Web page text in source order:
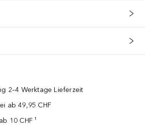
2–4 Werktage Lieferzeit
ab 49,95 CHF
10 CHF ¹